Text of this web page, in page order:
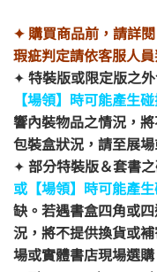
✦ 購買商品前，請詳
瑕疵判定請依客服人
✦ 特裝版或限定版之外
【場領】時可能產生
響內裝物品之情況，
包裝盒狀況，請至展
✦ 部分特裝版＆套書之
或【場領】時可能產
缺。若遇書盒四角或
況，將不提供換貨或
場或實體書店現場選購